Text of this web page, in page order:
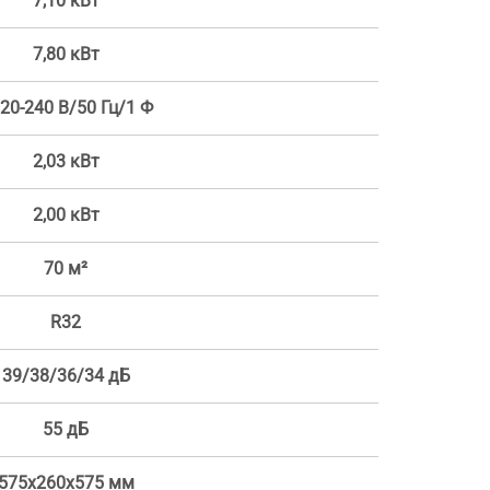
7,80 кВт
240 В/50 Гц/1 Ф
2,03 кВт
2,00 кВт
70 м²
R32
39/38/36/34 дБ
55 дБ
мм